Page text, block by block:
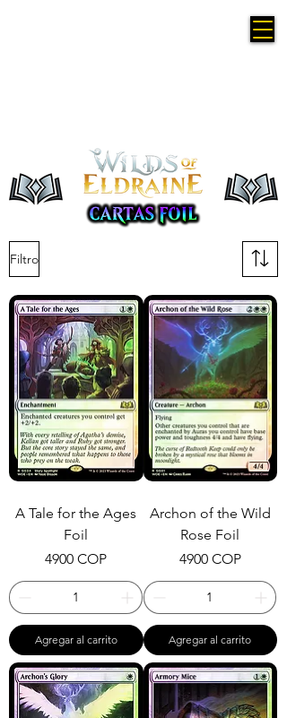
Filtro
A Tale for the Ages
Foil
Precio
4900 COP
Agregar al carrito
Archon of the Wild
Rose Foil
Precio
4900 COP
Agregar al carrito